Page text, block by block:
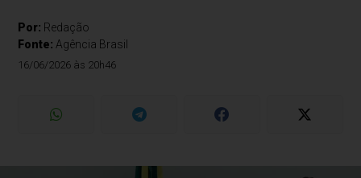
Por: Redação
Fonte: Agência Brasil
16/06/2026 às 20h46